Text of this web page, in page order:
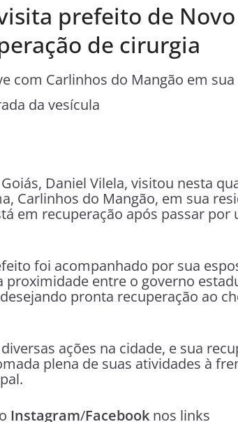
prefeito de
de cirurgia
com Carlinhos do Mangão em
da vesícula
Daniel Vilela, visitou nesta
Carlinhos do Mangão, em sua
em recuperação após passar por
foi acompanhado por sua
entre o governo
pronta recuperação ao
ações na cidade, e sua
plena de suas atividades à
Instagram/Facebook nos links